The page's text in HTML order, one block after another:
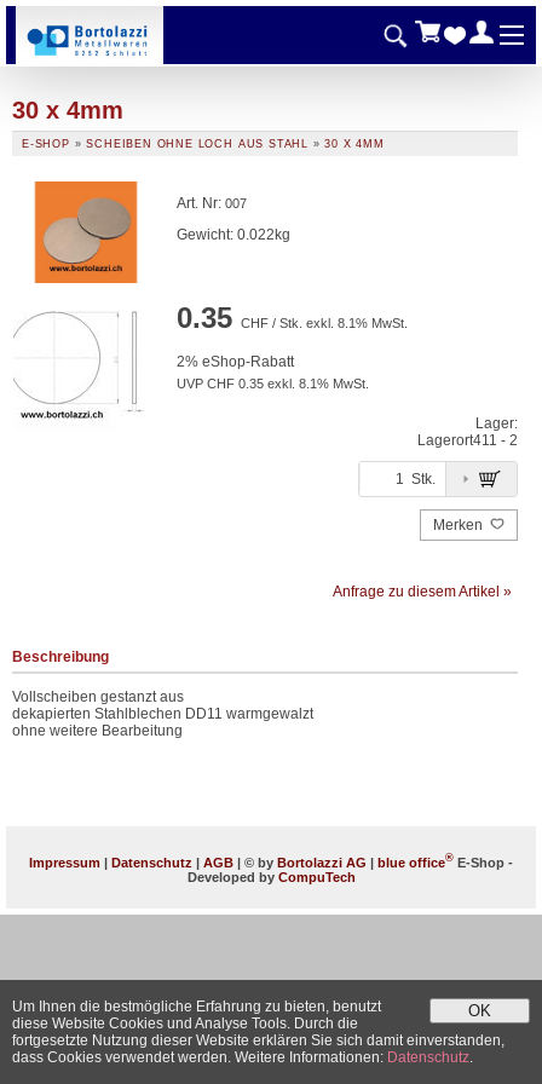
30 x 4mm
E-SHOP »SCHEIBEN OHNE LOCH AUS STAHL »30 X 4MM
Art. Nr: 007
Gewicht: 0.022kg
0.35 CHF / Stk. exkl. 8.1% MwSt.
2% eShop-Rabatt
UVP CHF 0.35 exkl. 8.1% MwSt.
Lager:
Lagerort411 - 2
Stk.
Merken
Anfrage zu diesem Artikel »
Beschreibung
Vollscheiben gestanzt aus
dekapierten Stahlblechen DD11 warmgewalzt
ohne weitere Bearbeitung
Impressum | Datenschutz | AGB | © by Bortolazzi AG | blue office® E-Shop -
Developed by CompuTech
OK
Um Ihnen die bestmögliche Erfahrung zu bieten, benutzt
diese Website Cookies und Analyse Tools. Durch die
fortgesetzte Nutzung dieser Website erklären Sie sich damit einverstanden,
dass Cookies verwendet werden. Weitere Informationen: Datenschutz.